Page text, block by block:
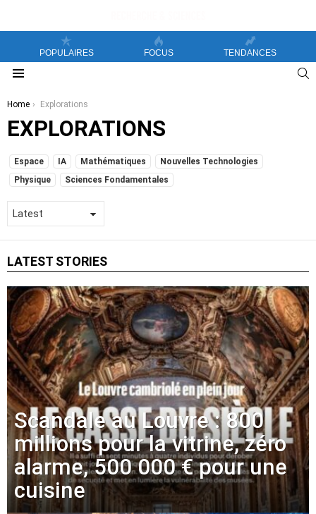
POPULAIRES FOCUS TENDANCES
You are here:
Home Explorations
EXPLORATIONS
SUBTERMS
Espace IA Mathématiques
Nouvelles Technologies
Physique
Sciences Fondamentales
LATEST STORIES
Scandale au Louvre : 800
millions pour la vitrine, zéro
alarme, 500 000 € pour une
cuisine